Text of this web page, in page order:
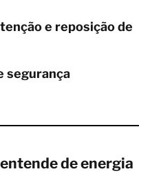
e reposição de
segurança
de energia